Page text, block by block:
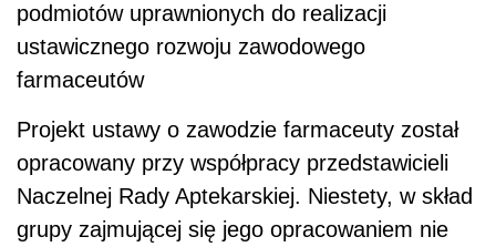
podmiotów uprawnionych do realizacji
ustawicznego rozwoju zawodowego
farmaceutów
Projekt ustawy o zawodzie farmaceuty został
opracowany przy współpracy przedstawicieli
Naczelnej Rady Aptekarskiej. Niestety, w skład
grupy zajmującej się jego opracowaniem nie